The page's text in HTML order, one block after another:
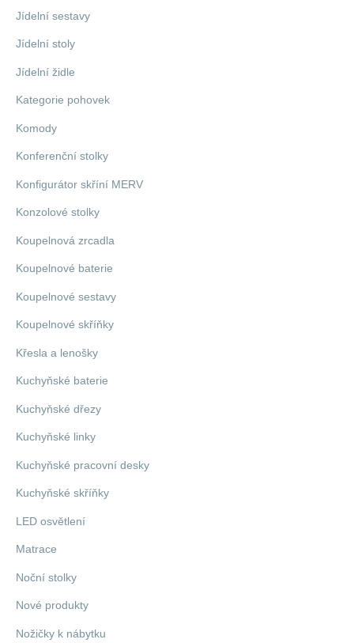
Jídelní sestavy
Jídelní stoly
Jídelní židle
Kategorie pohovek
Komody
Konferenční stolky
Konfigurátor skříní MERV
Konzolové stolky
Koupelnová zrcadla
Koupelnové baterie
Koupelnové sestavy
Koupelnové skříňky
Křesla a lenošky
Kuchyňské baterie
Kuchyňské dřezy
Kuchyňské linky
Kuchyňské pracovní desky
Kuchyňské skříňky
LED osvětlení
Matrace
Noční stolky
Nové produkty
Nožičky k nábytku